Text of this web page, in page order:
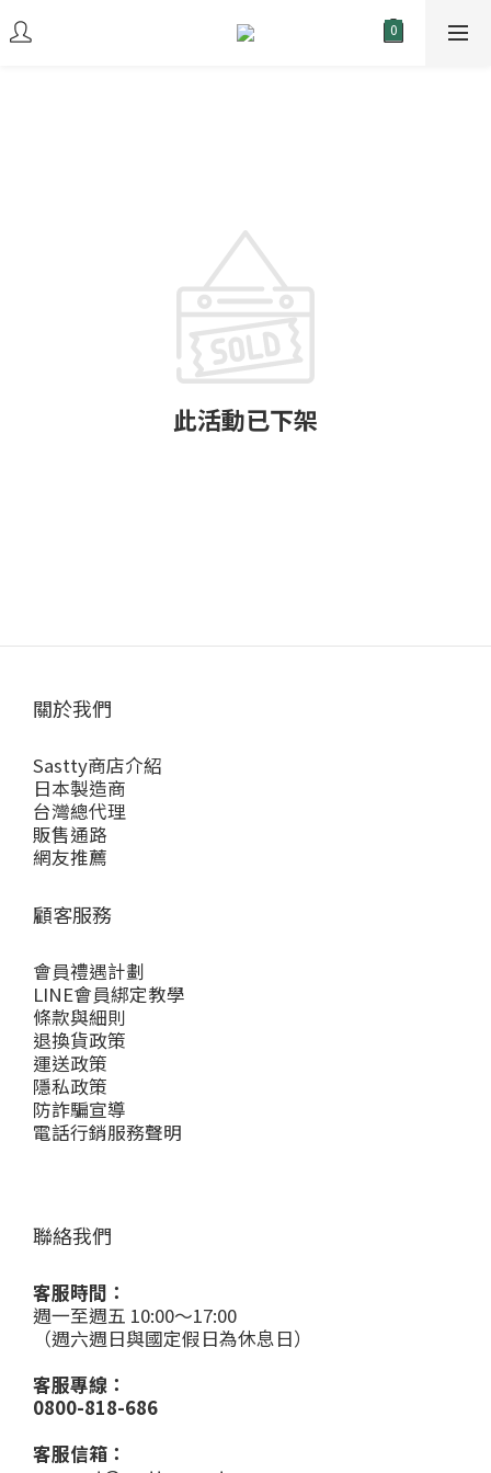
此活動已下架
關於我們
Sastty商店介紹
日本製造商
台灣總代理
販售通路
網友推薦
顧客服務
會員禮遇計劃
LINE會員綁定教學
條款與細則
退換貨政策
運送政策
隱私政策
防詐騙宣導
電話行銷服務聲明
聯絡我們
客服時間：
週一至週五 10:00～17:00
（週六週日與國定假日為休息日）
客服專線：
0800-818-686
客服信箱：